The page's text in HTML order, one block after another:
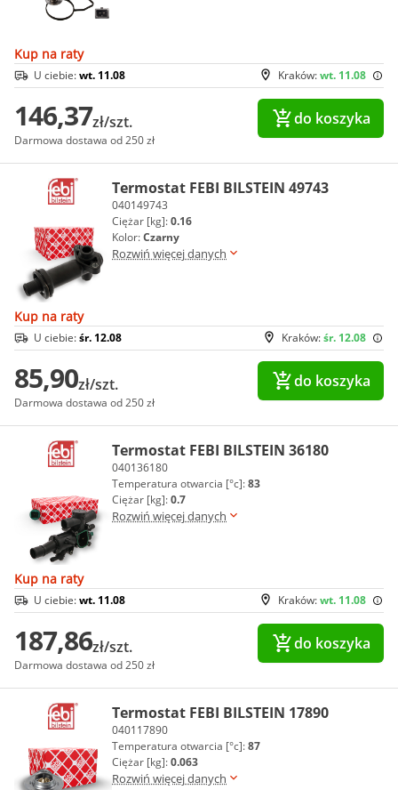
Kup na raty
Kraków:wt. 11.08
U ciebie:wt. 11.08
146,37zł/szt.
Darmowa dostawa od 250 zł
do koszyka
Termostat FEBI BILSTEIN 49743
040149743
Ciężar [kg]:0.16
Kolor:Czarny
Rozwiń więcej danych
Kup na raty
Kraków:śr. 12.08
U ciebie:śr. 12.08
85,90zł/szt.
Darmowa dostawa od 250 zł
do koszyka
Termostat FEBI BILSTEIN 36180
040136180
Temperatura otwarcia [°c]:83
Ciężar [kg]:0.7
Rozwiń więcej danych
Kup na raty
Kraków:wt. 11.08
U ciebie:wt. 11.08
187,86zł/szt.
Darmowa dostawa od 250 zł
do koszyka
Termostat FEBI BILSTEIN 17890
040117890
Temperatura otwarcia [°c]:87
Ciężar [kg]:0.063
Rozwiń więcej danych